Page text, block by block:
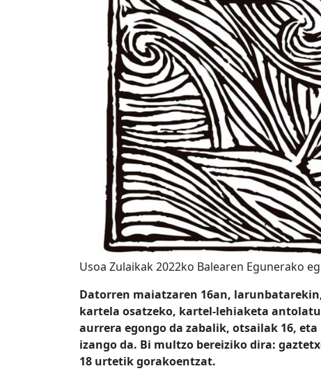
Usoa Zulaikak 2022ko Balearen Egunerako
Datorren maiatzaren 16an,
kartela osatzeko, kartel-lehiaketa
aurrera egongo da zabalik, otsailak 16,
izango da. Bi multzo bereiziko dira:
18 urtetik gorakoentzat.